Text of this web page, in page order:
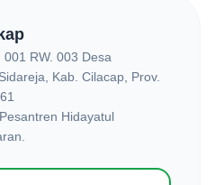
RW. 003 Desa
Kab. Cilacap, Prov.
Hidayatul